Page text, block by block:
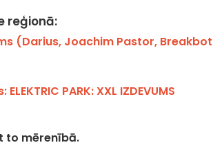
reģionā:
(Darius, Joachim Pastor,
PARK: XXL IZDEVUMS
to mērenībā.